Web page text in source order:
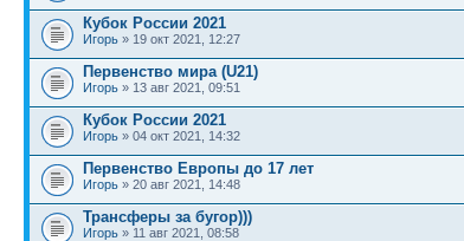
Кубок России 2021
Игорь » 19 окт 2021, 12:27
Первенство мира (U21)
Игорь » 13 авг 2021, 09:51
Кубок России 2021
Игорь » 04 окт 2021, 14:32
Первенство Европы до 17 лет
Игорь » 20 авг 2021, 14:48
Трансферы за бугор)))
Игорь » 11 авг 2021, 08:58